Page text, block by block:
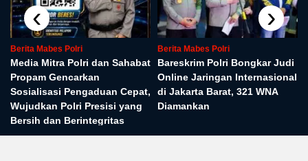
Berita Mabes Polri
Media Mitra Polri dan Sahabat
Propam Gencarkan
Sosialisasi Pengaduan Cepat,
Wujudkan Polri Presisi yang
Bersih dan Berintegritas
Berita Mabes Polri
Bareskrim Polri Bongkar Judi
Online Jaringan Internasional
di Jakarta Barat, 321 WNA
Diamankan
‹ ›